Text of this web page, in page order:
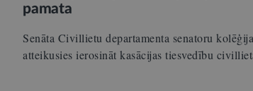
pamata
Senāta Civillietu departamenta senatoru
atteikusies ierosināt kasācijas tiesvedību